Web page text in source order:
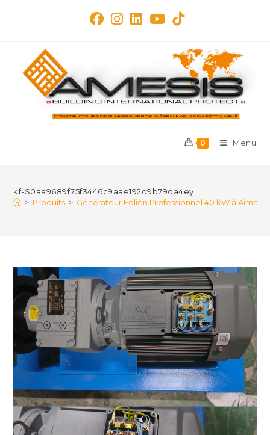
0 Menu
kf-S0aa9689f75f3446c9aae192d9b79da4ey
> Produits > Générateur Éolien Professionnel 40 kW à